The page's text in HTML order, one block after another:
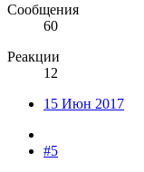
Сообщения
60
Реакции
12
15 Июн 2017
#5